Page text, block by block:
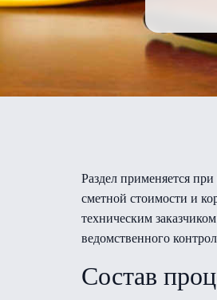
Раздел применяется при
сметной стоимости и
техническим
ведомственного
Состав